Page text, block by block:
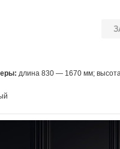
длина 830 — 1670 мм;